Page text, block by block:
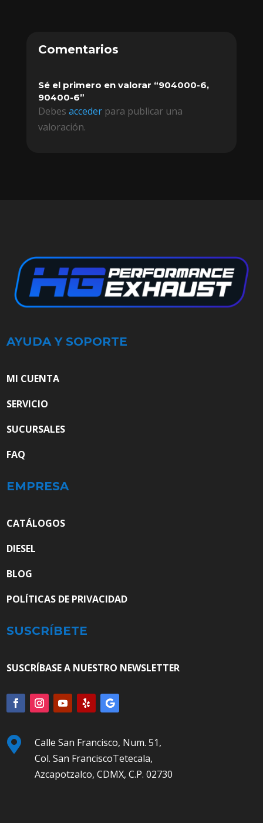
Comentarios
Sé el primero en valorar “904000-6,
90400-6”
Debes accederpara publicar una
valoración.
AYUDA Y SOPORTE
MI CUENTA
SERVICIO
SUCURSALES
FAQ
EMPRESA
CATÁLOGOS
DIESEL
BLOG
POLÍTICAS DE PRIVACIDAD
SUSCRÍBETE
SUSCRÍBASE A NUESTRO NEWSLETTER

Calle San Francisco, Num. 51,
Col. San FranciscoTetecala,
Azcapotzalco, CDMX, C.P. 02730